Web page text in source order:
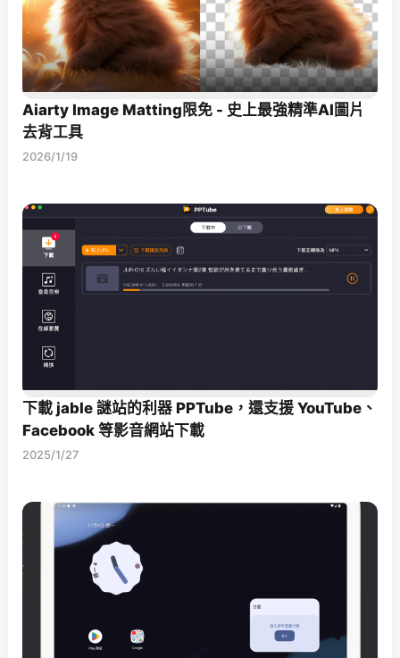
Aiarty Image Matting限免 - 史上最強精準AI圖片
去背工具
2026/1/19
下載 jable 謎站的利器 PPTube，還支援 YouTube、
Facebook 等影音網站下載
2025/1/27